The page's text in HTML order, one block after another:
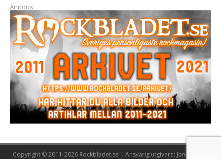
Annons
Copyright © 2011-2026 Rockbladet.se | Ansvarig utgivare: Jonas Lööw